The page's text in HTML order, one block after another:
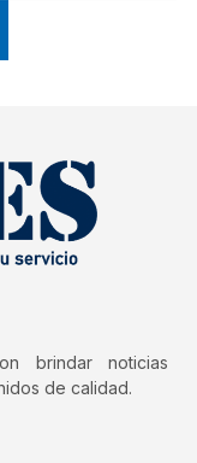
brindar noticias
de calidad.